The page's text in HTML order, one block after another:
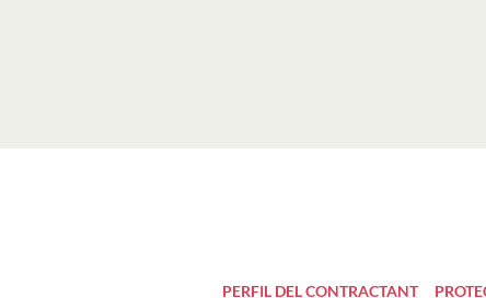
PERFIL DEL CONTRACTANT